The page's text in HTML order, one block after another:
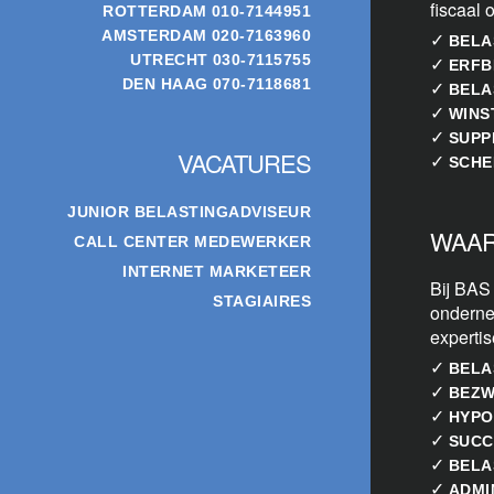
ROTTERDAM 010-7144951
AMSTERDAM 020-7163960
UTRECHT 030-7115755
DEN HAAG 070-7118681
VACATURES
JUNIOR BELASTINGADVISEUR
CALL CENTER MEDEWERKER
INTERNET MARKETEER
STAGIAIRES
fiscaal
✓
✓
✓
✓
✓
✓
Bij
✓
✓
✓
✓
✓
✓